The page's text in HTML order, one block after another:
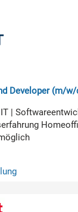
Developer (m/w/
|